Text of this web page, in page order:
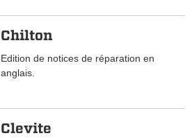
Chilton
Edition de notices de réparation en
anglais.
Clevite